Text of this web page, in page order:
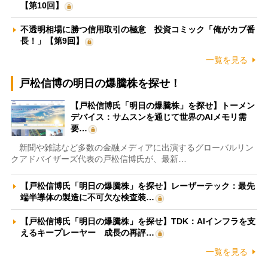
【第10回】
不透明相場に勝つ信用取引の極意 投資コミック「俺がカブ番
長！」【第9回】
一覧を見る
戸松信博の明日の爆騰株を探せ！
【戸松信博氏「明日の爆騰株」を探せ】トーメン
デバイス：サムスンを通じて世界のAIメモリ需
要…
新聞や雑誌など多数の金融メディアに出演するグローバルリン
クアドバイザーズ代表の戸松信博氏が、最新…
【戸松信博氏「明日の爆騰株」を探せ】レーザーテック：最先
端半導体の製造に不可欠な検査装…
【戸松信博氏「明日の爆騰株」を探せ】TDK：AIインフラを支
えるキープレーヤー 成長の再評…
一覧を見る